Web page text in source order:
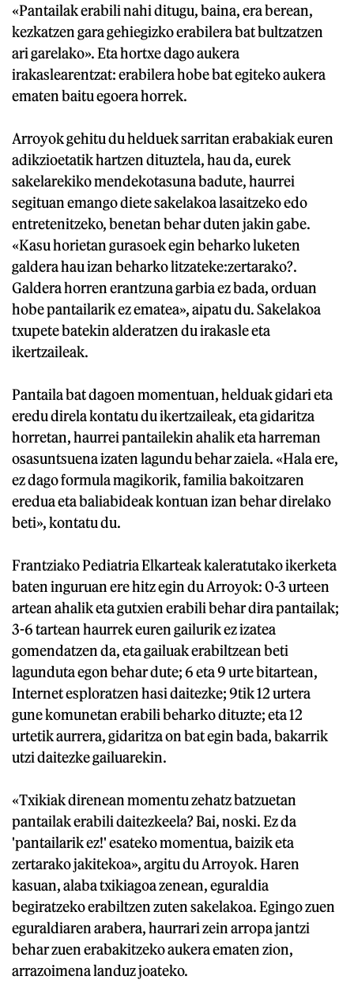
«Pantailak erabili nahi ditugu, baina, era berean,
kezkatzen gara gehiegizko erabilera bat bultzatzen
ari garelako». Eta hortxe dago aukera
irakaslearentzat: erabilera hobe bat egiteko aukera
ematen baitu egoera horrek.
Arroyok gehitu du helduek sarritan erabakiak euren
adikzioetatik hartzen dituztela, hau da, eurek
sakelarekiko mendekotasuna badute, haurrei
segituan emango diete sakelakoa lasaitzeko edo
entretenitzeko, benetan behar duten jakin gabe.
«Kasu horietan gurasoek egin beharko luketen
galdera hau izan beharko litzateke:zertarako?.
Galdera horren erantzuna garbia ez bada, orduan
hobe pantailarik ez ematea», aipatu du. Sakelakoa
txupete batekin alderatzen du irakasle eta
ikertzaileak.
Pantaila bat dagoen momentuan, helduak gidari eta
eredu direla kontatu du ikertzaileak, eta gidaritza
horretan, haurrei pantailekin ahalik eta harreman
osasuntsuena izaten lagundu behar zaiela. «Hala ere,
ez dago formula magikorik, familia bakoitzaren
eredua eta baliabideak kontuan izan behar direlako
beti», kontatu du.
Frantziako Pediatria Elkarteak kaleratutako ikerketa
baten inguruan ere hitz egin du Arroyok: 0-3 urteen
artean ahalik eta gutxien erabili behar dira pantailak;
3-6 tartean haurrek euren gailurik ez izatea
gomendatzen da, eta gailuak erabiltzean beti
lagunduta egon behar dute; 6 eta 9 urte bitartean,
Internet esploratzen hasi daitezke; 9tik 12 urtera
gune komunetan erabili beharko dituzte; eta 12
urtetik aurrera, gidaritza on bat egin bada, bakarrik
utzi daitezke gailuarekin.
«Txikiak direnean momentu zehatz batzuetan
pantailak erabili daitezkeela? Bai, noski. Ez da
'pantailarik ez!' esateko momentua, baizik eta
zertarako jakitekoa», argitu du Arroyok. Haren
kasuan, alaba txikiagoa zenean, eguraldia
begiratzeko erabiltzen zuten sakelakoa. Egingo zuen
eguraldiaren arabera, haurrari zein arropa jantzi
behar zuen erabakitzeko aukera ematen zion,
arrazoimena landuz joateko.